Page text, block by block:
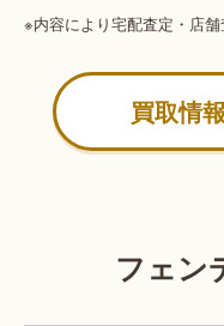
※内容により宅配査定・店舗
買取情
フェン